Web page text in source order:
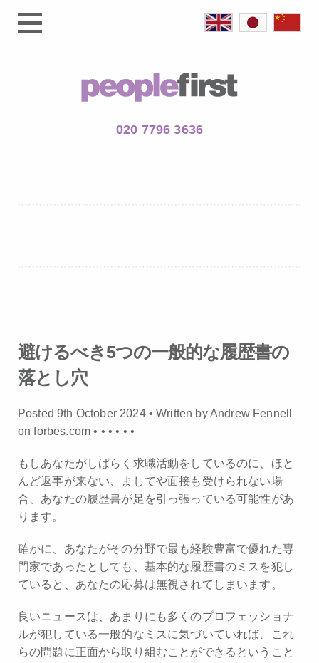
020 7796 3636
避けるべき5つの一般的な履歴書の
落とし穴
Posted 9th October 2024 • Written by Andrew Fennell
on forbes.com • • •• • •
もしあなたがしばらく求職活動をしているのに、ほと
んど返事が来ない、ましてや面接も受けられない場
合、あなたの履歴書が足を引っ張っている可能性があ
ります。
確かに、あなたがその分野で最も経験豊富で優れた専
門家であったとしても、基本的な履歴書のミスを犯し
ていると、あなたの応募は無視されてしまいます。
良いニュースは、あまりにも多くのプロフェッショナ
ルが犯している一般的なミスに気づいていれば、これ
らの問題に正面から取り組むことができるということ